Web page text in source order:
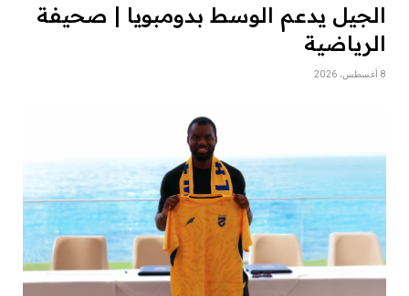
الجيل يدعم الوسط بدومبويا | صحيفة
الرياضية
8 أغسطس، 2026